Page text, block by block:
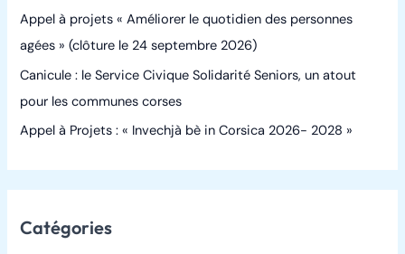
:
Appel à projets « Améliorer le quotidien des personnes
agées » (clôture le 24 septembre 2026)
Canicule : le Service Civique Solidarité Seniors, un atout
pour les communes corses
Appel à Projets : « Invechjà bè in Corsica 2026- 2028 »
Catégories